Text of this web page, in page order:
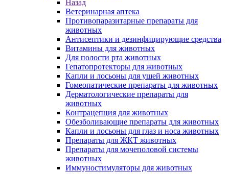
Назад
Ветеринарная аптека
Противопаразитарные препараты для
животных
Антисептики и дезинфицирующие средства
Витамины для животных
Для полости рта животных
Гепатопротекторы для животных
Капли и лосьоны для ушей животных
Гомеопатические препараты для животных
Дерматологические препараты для
животных
Контрацепция для животных
Обезболивающие препараты для животных
Капли и лосьоны для глаз и носа животных
Препараты для ЖКТ животных
Препараты для мочеполовой системы
животных
Иммуностимуляторы для животных